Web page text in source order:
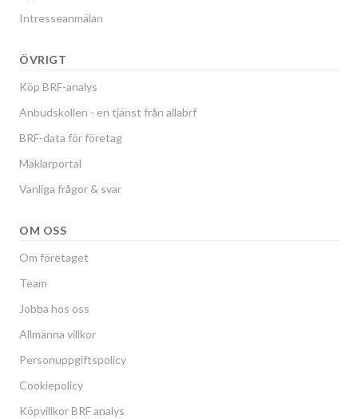
Intresseanmälan
ÖVRIGT
Köp BRF-analys
Anbudskollen - en tjänst från allabrf
BRF-data för företag
Mäklarportal
Vanliga frågor & svar
OM OSS
Om företaget
Team
Jobba hos oss
Allmänna villkor
Personuppgiftspolicy
Cookiepolicy
Köpvillkor BRF analys